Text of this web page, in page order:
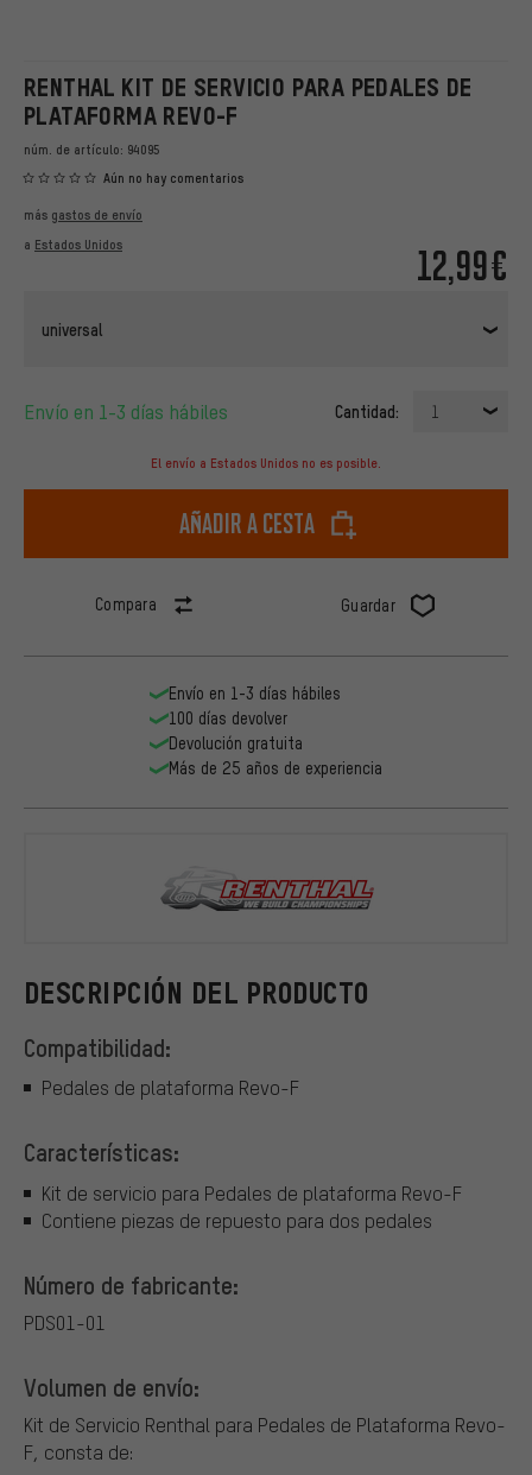
RENTHAL KIT DE SERVICIO PARA PEDALES DE
PLATAFORMA REVO-F
núm. de artículo: 94095
Aún no hay comentarios
12,99€
más gastos de envío
a Estados Unidos
universal
Envío en 1-3 días hábiles Cantidad: 1
El envío a Estados Unidos no es posible.
Añadir a cesta
Compara Guardar
DESCRIPCIÓN DEL PRODUCTO
Compatibilidad:
Pedales de plataforma Revo-F
Características:
Kit de servicio para Pedales de plataforma Revo-F
Contiene piezas de repuesto para dos pedales
Número de fabricante:
PDS01-01
Volumen de envío:
Kit de Servicio Renthal para Pedales de Plataforma Revo-
F, consta de:
Envío en 1-3 días hábiles
100 días devolver
Devolución gratuita
Más de 25 años de experiencia
Renthal